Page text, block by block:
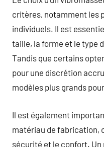
critères, notamment les
individuels. Il est
taille, la forme et le type
Tandis que certains
pour une discrétion
modèles plus grands
Il est également
matériau de fabrication,
sécurité et le confort.